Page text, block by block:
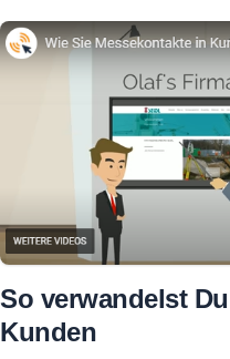
So verwandelst
Kunden